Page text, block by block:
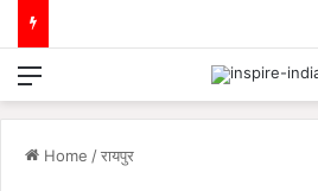
Menu
Home /रायपुर